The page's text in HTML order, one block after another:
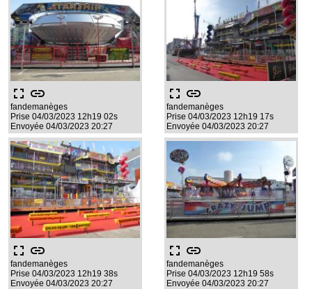
fullscreen link
fandemanèges
Prise 04/03/2023 12h19 02s
Envoyée 04/03/2023 20:27
fullscreen link
fandemanèges
Prise 04/03/2023 12h19 17s
Envoyée 04/03/2023 20:27
fullscreen link
fandemanèges
Prise 04/03/2023 12h19 38s
Envoyée 04/03/2023 20:27
fullscreen link
fandemanèges
Prise 04/03/2023 12h19 58s
Envoyée 04/03/2023 20:27